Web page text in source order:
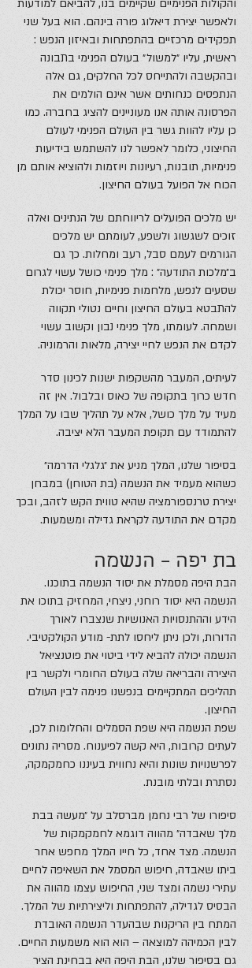
והקולות הפנימיים שקיימים בנו, להביאם למודעות
ולאפשר יצירת דיאלוג פורה בינהם. הוא בעל שני
תפקידים מרכזיים בהתפתחות ובאיזון הנפש :
ראשית, עליו ״למשול״ בעולם הפנימי בתבונה
ובהקשבה ולהתייחס לכל החלקים, גם אלה
הנתפסים כנחותים אשר אינם הולמים את
הפרסונה אותה אנו מעוניינים להציג בחברה. כמו
כן עליו להוות גשר בין העולם הפנימי לעולם
החיצוני, כלומר לאפשר לנו להשתמש בידיעות
פנימיות, תובנות, רעיונות ויוזמות ולהוציא אותם מן
הכוח אל הפועל בעולם החיצון.
יש מלכים הפועלים לריווחתם של הנתינים ואלה
זוכים לשגשוג ולשפע, לעומתם יש מלכים
הגורמים לעמם סבל, רעב ומחלות. כך גם
ב״מלכות התודעה״ : מלך פנימי כושל עשוי לגרום
שסעים לנפש, מלחמות פנימיות, חוסר יכולת
להתבטא בעולם החיצון וחיים נטולי תקווה
ושמחה. לעומתו, מלך פנימי נבון וקשוב עשוי
לקדם את הנפש לחיי יצירה, מלאות והרמוניה.
לעיתים, המעבר מהשקפות ישנות לכינון סדר
חדש כרוך בתקופה של כאוס ובלבול. אין זה
מעיד על מלך כושל, אלא על תהליך שבו על המלך
להתמודד עם תקופת המעבר הלא יציבה.
בסיפור שלנו, המלך מניע את ״גלגלי הדרמה״
כשהוא מעמיד את הנשמה (בת הטוחן) במבחן
יצירת טרנספורמציה שהיא טווית הקש לזהב, ובכך
מקדם את התודעה לקראת גדילה ומשמעות.
בת יפה – הנשמה
הבת היפה מסמלת את יסוד הנשמה בתוכנו.
הנשמה היא יסוד רוחני, ניצחי, המחזיק בתוכו את
הידע וההתנסויות האנושיות שנצברו לאורך
הדורות, ולכן ניתן ליחסו לתת- מודע הקולקטיבי.
הנשמה יכולה להביא לידי ביטוי את פוטנציאל
היצירה והבריאה שלה בעולם החומרי ולקשר בין
תהליכים המתקיימים בנפשנו פנימה לבין העולם
החיצון.
שפת הנשמה היא שפת הסמלים והחלומות לכן,
לעתים קרובות, היא קשה לפיענוח. מסריה נתונים
לפרשנויות שונות והיא נחווית בעיננו כחמקמקה,
נסתרת ובלתי מובנת.
סיפורו של רבי נחמן מברסלב על ״מעשה בבת
מלך שאבדה״ מהווה דוגמא לחמקמקות של
הנשמה. מצד אחד, כל חייו המלך מחפש אחר
ביתו שאבדה, חיפוש המסמל את השאיפה לחיים
עתירי נשמה ומצד שני, החיפוש עצמו מהווה את
הבסיס לגדילה, להתפתחות וליצירתיות של המלך.
המתח בין הריקנות שבהעדר הנשמה האובדת
לבין הכמיהה למוצאה – הוא הוא משמעות החיים.
גם בסיפור שלנו, הבת היפה היא בבחינת הציר